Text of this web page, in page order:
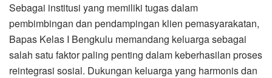
Sebagai institusi yang memiliki tugas dalam
pembimbingan dan pendampingan klien pemasyarakatan,
Bapas Kelas I Bengkulu memandang keluarga sebagai
salah satu faktor paling penting dalam keberhasilan proses
reintegrasi sosial. Dukungan keluarga yang harmonis dan